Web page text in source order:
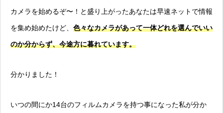
カメラを始めるぞ〜！と盛り上がったあなたは早速ネットで情報
を集め始めたけど、 色々なカメラがあって一体どれを選んでいい
のか分からず、今途方に暮れています。
分かりました！
いつの間にか14台のフィルムカメラを持つ事になった私が分か